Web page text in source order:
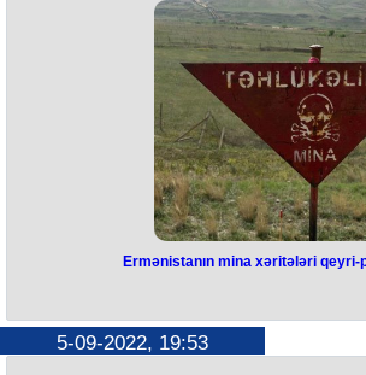
qeydiyyata alınacaqlar. Bu barədə
Anna Malyar bildirib. O vurğulayıb ki,
səyahət məhdudiyyəti qoymağı
qüvvələrində hələ də qadınlara ehtiyac
texnologiyaları üzrə mütəxəssislər
söhbət könüllü qeydiyyatdan gedir. Arzusu
qeydiyyatdan keçmək hüququ olmalıdır,
etməməliyik”, - deyə xanım
peşəkar tərtib
Ermənistanın mina xəritələri
5-09-2022, 19:53